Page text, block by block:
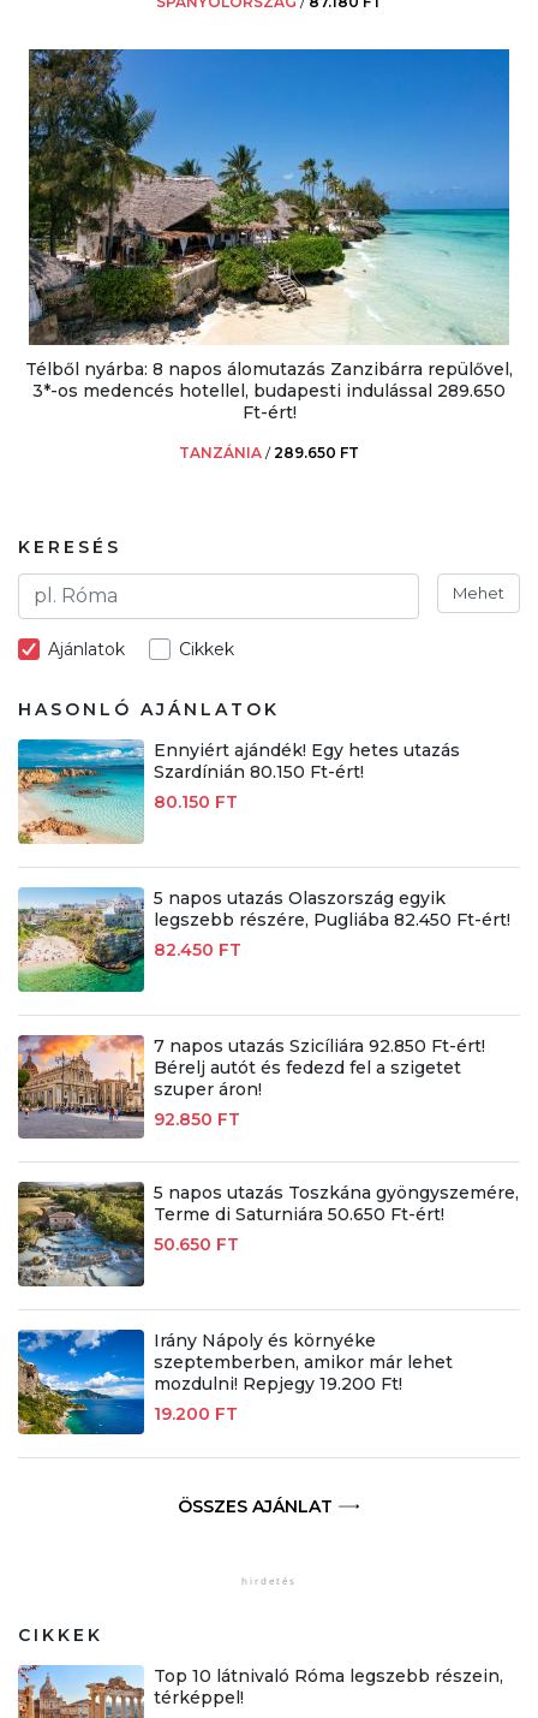
Télből nyárba: 8 napos álomutazás Zanzibárra repülővel,
3*-os medencés hotellel, budapesti indulással 289.650
Ft-ért!
TANZÁNIA /289.650 FT
KERESÉS
Mehet
Ajánlatok Cikkek
HASONLÓ AJÁNLATOK
Ennyiért ajándék! Egy hetes utazás
Szardínián 80.150 Ft-ért!
80.150 FT
5 napos utazás Olaszország egyik
legszebb részére, Pugliába 82.450 Ft-ért!
82.450 FT
7 napos utazás Szicíliára 92.850 Ft-ért!
Bérelj autót és fedezd fel a szigetet
szuper áron!
92.850 FT
5 napos utazás Toszkána gyöngyszemére,
Terme di Saturniára 50.650 Ft-ért!
50.650 FT
Irány Nápoly és környéke
szeptemberben, amikor már lehet
mozdulni! Repjegy 19.200 Ft!
19.200 FT
ÖSSZES AJÁNLAT
CIKKEK
Top 10 látnivaló Róma legszebb részein,
térképpel!